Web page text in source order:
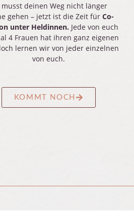
musst deinen Weg nicht länger
gehen – jetzt ist die Zeit fürCo-
unter Heldinnen. Jede von euch
4 Frauen hat ihren ganz eigenen
lernen wir von jeder einzelnen
von euch.
KOMMT NOCH